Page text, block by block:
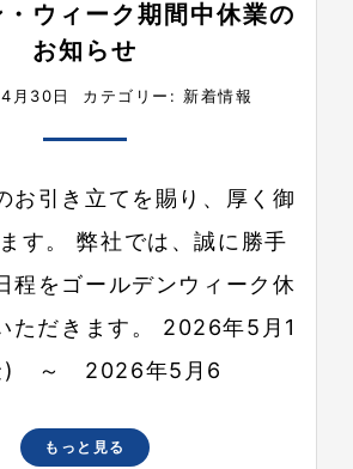
ウィーク期間中休業の
お知らせ
月30日 カテゴリー: 新着情報
お引き立てを賜り、厚く御
す。 弊社では、誠に勝手
程をゴールデンウィーク休
ただきます。 2026年5月1
) ～ 2026年5月6
もっと見る